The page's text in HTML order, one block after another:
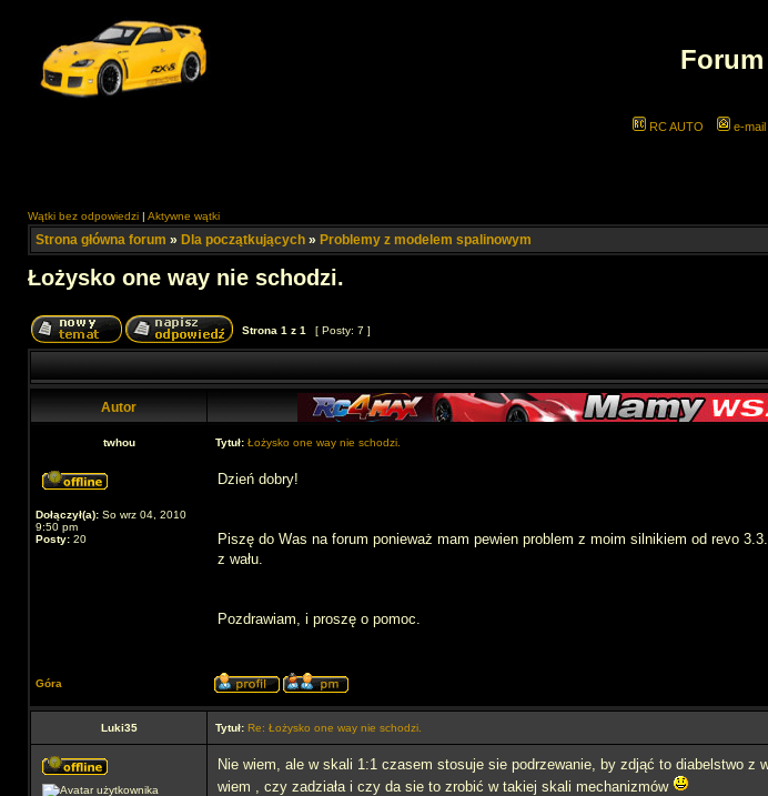
RC AUTO e-mail
Wątki bez odpowiedzi | Aktywne wątki
Strona główna forum » Dla początkujących » Problemy z modelem spalinowym
Łożysko one way nie schodzi.
Strona 1 z 1 [ Posty: 7 ]
Autor
twhou Tytuł: Łożysko one way nie schodzi.
Dołączył(a): So wrz 04, 2010
9:50 pm
Posty: 20
Dzień dobry!
Piszę do Was na forum ponieważ mam pewien problem z moim silnikiem od revo
z wału.
Pozdrawiam, i proszę o pomoc.
Góra
Luki35 Tytuł: Re: Łożysko one way nie schodzi.
Nie wiem, ale w skali 1:1 czasem stosuje sie podrzewanie, by zdjąć to diabelstwo z
wiem , czy zadziała i czy da sie to zrobić w takiej skali mechanizmów